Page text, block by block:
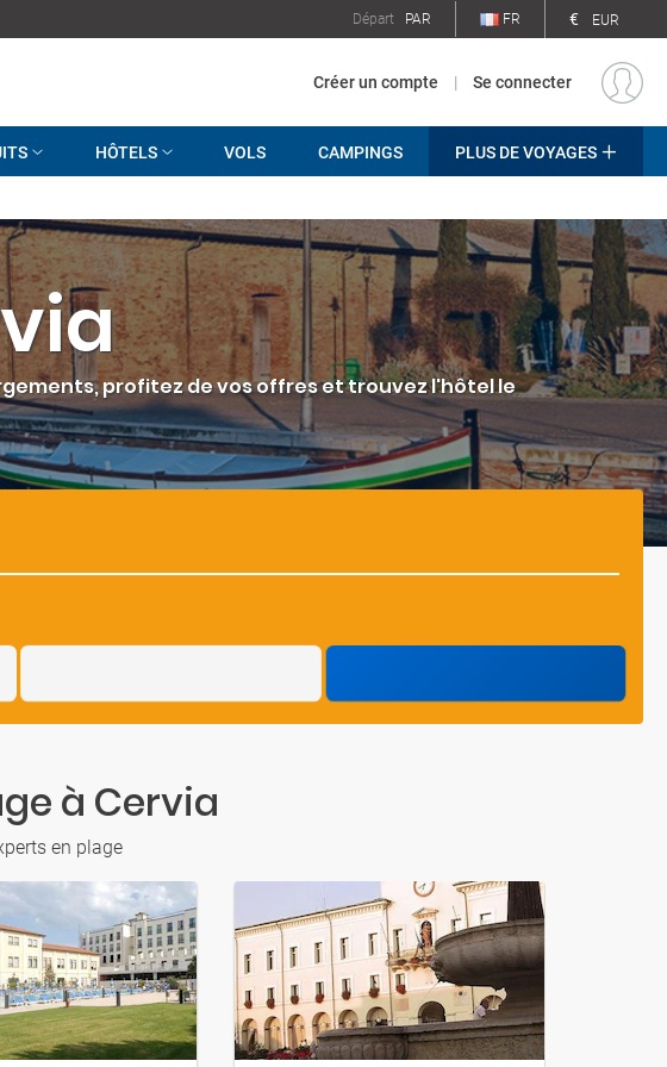
Départ PAR FR € EUR
Créer un compte | Se connecter
HÔTELS VOLS CAMPINGS PLUS DE VOYAGES
profitez de vos offres et trouvez l'hôtel le
à Cervia
en plage